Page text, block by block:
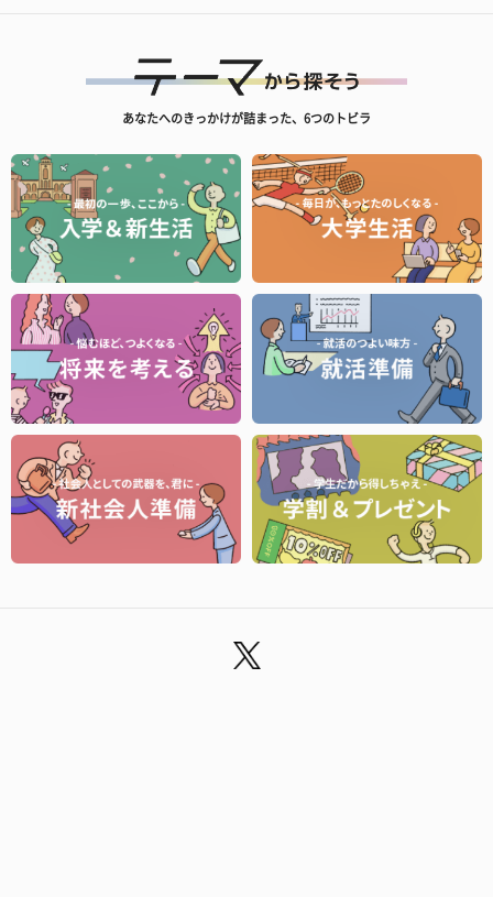
あなたへのきっかけが詰まった、6つのトビラ